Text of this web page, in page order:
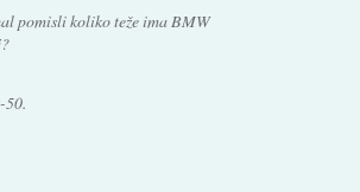
pomisli koliko teže ima BMW
50.